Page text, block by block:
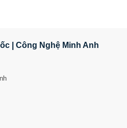
| Công Nghệ Minh Anh